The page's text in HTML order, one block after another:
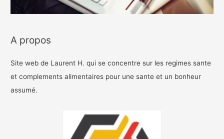
A propos
Site web de Laurent H. qui se concentre sur les regimes sante
et complements alimentaires pour une sante et un bonheur
assumé.